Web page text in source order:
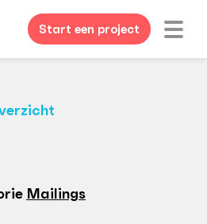
Start een project
Mailings